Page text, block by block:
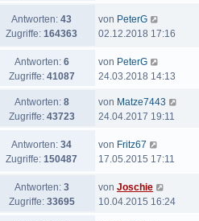
Antworten: 43
Zugriffe: 164363
von PeterG
02.12.2018 17:16
Antworten: 6
Zugriffe: 41087
von PeterG
24.03.2018 14:13
Antworten: 8
Zugriffe: 43723
von Matze7443
24.04.2017 19:11
Antworten: 34
Zugriffe: 150487
von Fritz67
17.05.2015 17:11
Antworten: 3
Zugriffe: 33695
von Joschie
10.04.2015 16:24